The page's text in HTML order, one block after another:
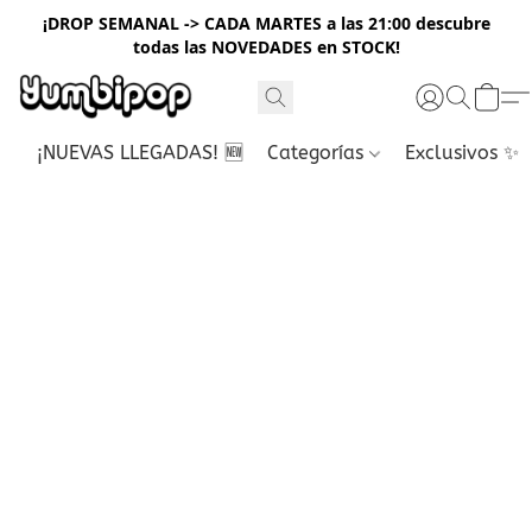
¡DROP SEMANAL -> CADA MARTES a las 21:00 descubre
todas las NOVEDADES en STOCK!
¡NUEVAS LLEGADAS! 🆕 Categorías Exclusivos ✨